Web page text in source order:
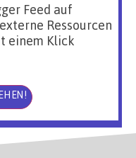
Feed auf
Ressourcen
einem Klick